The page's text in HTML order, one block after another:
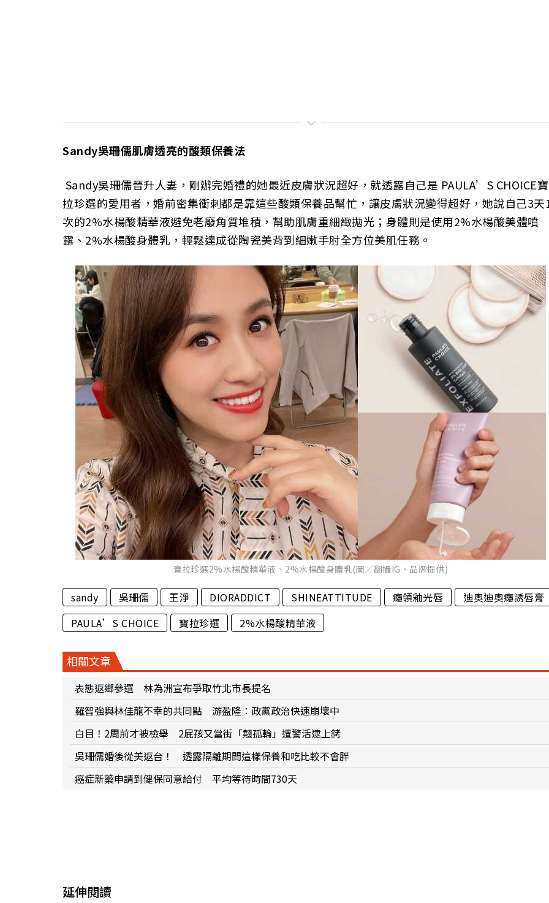
Sandy吳珊儒肌膚透亮的酸類保養法
Sandy吳珊儒晉升人妻，剛辦完婚禮的她最近皮膚狀況超好，就透露自己是 PAULA’S CHOICE寶
拉珍選的愛用者，婚前密集衝刺都是靠這些酸類保養品幫忙，讓皮膚狀況變得超好，她說自己3天
次的2%水楊酸精華液避免老廢角質堆積，幫助肌膚重細緻拋光；身體則是使用2%水楊酸美體噴
露、2%水楊酸身體乳，輕鬆達成從陶瓷美背到細嫩手肘全方位美肌任務。
寶拉珍選2%水楊酸精華液、2%水楊酸身體乳(圖／翻攝IG、品牌提供)
sandy 吳珊儒 王淨 DIORADDICT SHINEATTITUDE 癮領釉光唇
迪奧迪奧癮誘唇膏
PAULA’S CHOICE
寶拉珍選 2%水楊酸精華液
相關文章
表態返鄉參選 林為洲宣布爭取竹北市長提名
羅智強與林佳龍不幸的共同點 游盈隆：政黨政治快速崩壞中
白目！2周前才被檢舉 2屁孩又當街「翹孤輪」遭警活逮上銬
吳珊儒婚後從美返台！ 透露隔離期間這樣保養和吃比較不會胖
癌症新藥申請到健保同意給付 平均等待時間730天
延伸閱讀